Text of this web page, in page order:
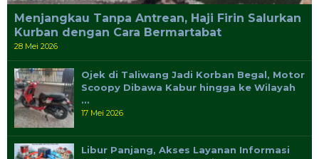
Menjangkau Tanpa Antrean, Haji Firin Salurkan
Kurban dengan Cara Bermartabat
28 Mei 2026
Ojek di Taliwang Jadi Korban Begal, Motor
Scoopy Dibawa Kabur hingga ke Wilayah
…
17 Mei 2026
Libur Panjang, Akses Layanan Informasi